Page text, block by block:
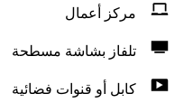
مركز أعمال
تلفاز بشاشة مسطحة
كابل أو قنوات فضائية